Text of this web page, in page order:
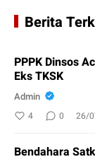
Berita
PPPK Dinsos
Eks TKSK
Admin
4 0 26/
Bendahara